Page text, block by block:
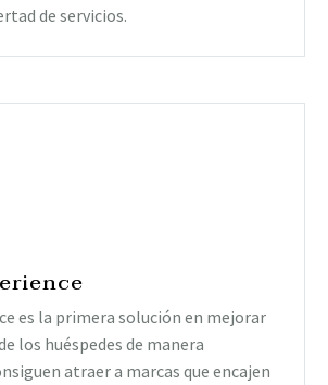
de servicios.
es la primera solución en mejorar
los huéspedes de manera
atraer a marcas que encajen